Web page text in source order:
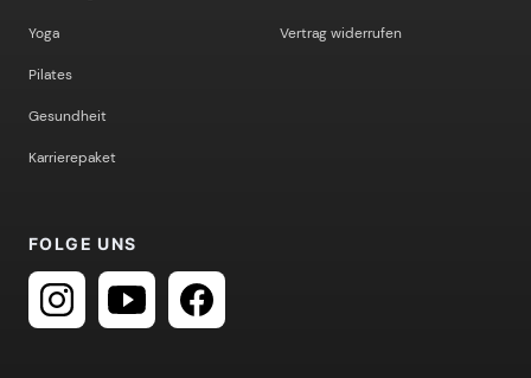
Yoga
Pilates
Gesundheit
Karrierepaket
Vertrag widerrufen
FOLGE UNS